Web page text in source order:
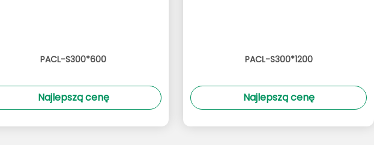
PACL-S300*600
Najlepszą cenę
PACL-S300*1200
Najlepszą cenę